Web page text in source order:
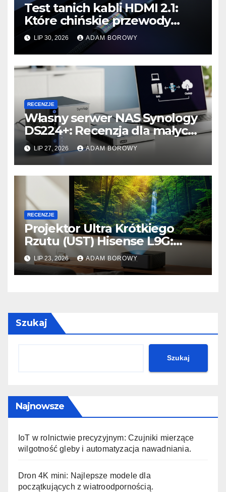
Test tanich kabli HDMI 2.1:
Które chińskie przewody
faktycznie obsługują 48
Gbps?
LIP 30, 2026 ADAM BOROWY
RECENZJE
Własny serwer NAS Synology
DS224+: Recenzja dla małych
firm i konfiguracja backupu 3-
2-1.
LIP 27, 2026 ADAM BOROWY
RECENZJE
Projektor Ultra Krótkiego
Rzutu (UST) Hisense L9G:
Recenzja z testem na ekranie
ALR (Ambient Light
Rejecting).
LIP 23, 2026 ADAM BOROWY
Szukaj
Szukaj
Najnowsze
IoT w rolnictwie precyzyjnym: Czujniki mierzące
wilgotność gleby i automatyzacja nawadniania.
Dron 4K mini: Najlepsze modele dla
początkujących z wiatroodpornością.